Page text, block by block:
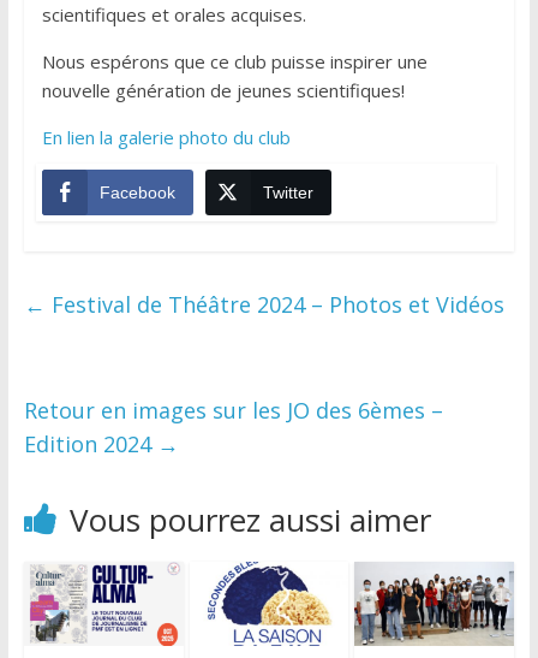
scientifiques et orales acquises.
Nous espérons que ce club puisse inspirer une
nouvelle génération de jeunes scientifiques!
En lien la galerie photo du club
Facebook Twitter
← Festival de Théâtre 2024 – Photos et Vidéos
Retour en images sur les JO des 6èmes –
Edition 2024 →
Vous pourrez aussi aimer